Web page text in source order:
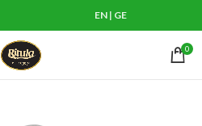
EN| GE
0